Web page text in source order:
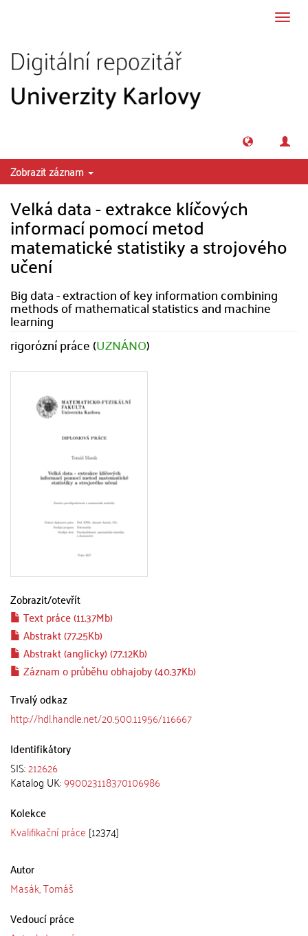
Zobrazit záznam
Velká data - extrakce klíčových
informací pomocí metod
matematické statistiky a strojového
učení
Big data - extraction of key information combining
methods of mathematical statistics and machine
learning
rigorózní práce (UZNÁNO)
Zobrazit/otevřít
Text práce (11.37Mb)
Abstrakt (77.25Kb)
Abstrakt (anglicky) (77.12Kb)
Záznam o průběhu obhajoby (40.37Kb)
Trvalý odkaz
http://hdl.handle.net/20.500.11956/116667
Identifikátory
SIS:212626
Katalog UK:990023118370106986
Kolekce
Kvalifikační práce [12374]
Autor
Masák, Tomáš
Vedoucí práce